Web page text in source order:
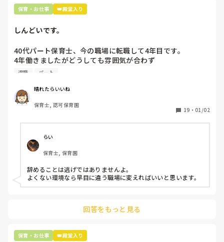
保育・お仕事 👑殿堂入り
しんどいです。
40代パート保育士、今の職場に転職して4年目です。
4年働きましたがどうしても雰囲気が合わず
退職しようと思っています。
周りの職員は、勤続10年以上から何十年という先生がほとん
どです。
保護者子どもの愚痴悪口が多く、
今で言う不適切保育も
仕方ないよね
もう何も言わずに
子どもの言いなりになればいいんだね
などいう意見で…
上の先生に相談することは難しそうです。
最後の職場にしようと思っていましたが
辞めることは逃げ、と、過去辞めた人も何年も言われ続けて
退職 パート
晴れたらいいね
保育士, 認可保育園
19 ・ 01/02
らい
保育士, 保育園
辞めることは逃げではありませんよ。
よくない環境なら早目に違う職場に変えればいいと思います。
回答をもっと見る
保育・お仕事 👑殿堂入り